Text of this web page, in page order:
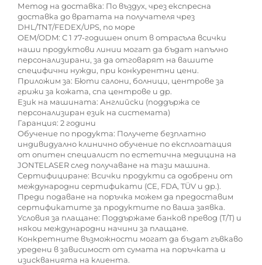
Метод на доставка: По въздух, чрез експресна
доставка до вратата на получателя чрез
DHL/TNT/FEDEX/UPS, по море
OEM/ODM: С 1 77-годишен опит в отрасъла всички
наши продуктови линии могат да бъдат напълно
персонализирани, за да отговарят на вашите
специфични нужди, при конкурентни цени.
Приложим за: Бюти салони, болници, центрове за
грижи за кожата, спа центрове и др.
Език на машината: Английски (поддържа се
персонализиран език на системата)
Гаранция: 2 години
Обучение по продукта: Получете безплатно
индивидуално клинично обучение по експлоатация
от опитен специалист по естетична медицина на
JONTELASER след получаване на тази машина.
Сертифициране: Всички продукти са одобрени от
международни сертификати (CE, FDA, TÜV и др.).
Преди подаване на поръчка можем да предоставим
сертификатите за продуктите по ваша заявка.
Условия за плащане: Поддържаме банков превод (T/T) и
някои международни начини за плащане.
Конкретните възможности могат да бъдат гъвкаво
уредени в зависимост от сумата на поръчката и
изискванията на клиента.